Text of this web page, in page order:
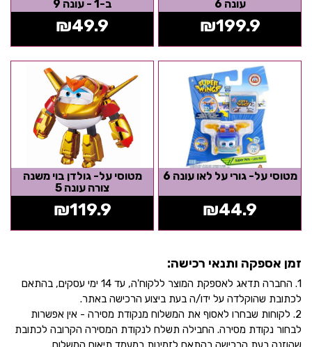
עונה 6
₪199.9
ב-1 - עונה 9
₪49.9
מטוסי על- גורי על לאו עונה 6
₪44.9
מטוסי על- גולדן בוי משנה
צורה עונה 5
₪119.9
זמן אספקה ותנאי רכישה:
1. החברה תדאג לאספקת המוצר ללקוח'ה, עד 14 ימי עסקים, בהתאם
לכתובת שהוקלדה על ידו/ה בעת ביצוע הרכישה באתר.
2. לקוחות שבחרו לאסוף את המשלוח מנקודת מסירה - אין אפשרות
לבחור נקודת מסירה. החבילה תשלח לנקודת המסירה הקרובה לכתובת